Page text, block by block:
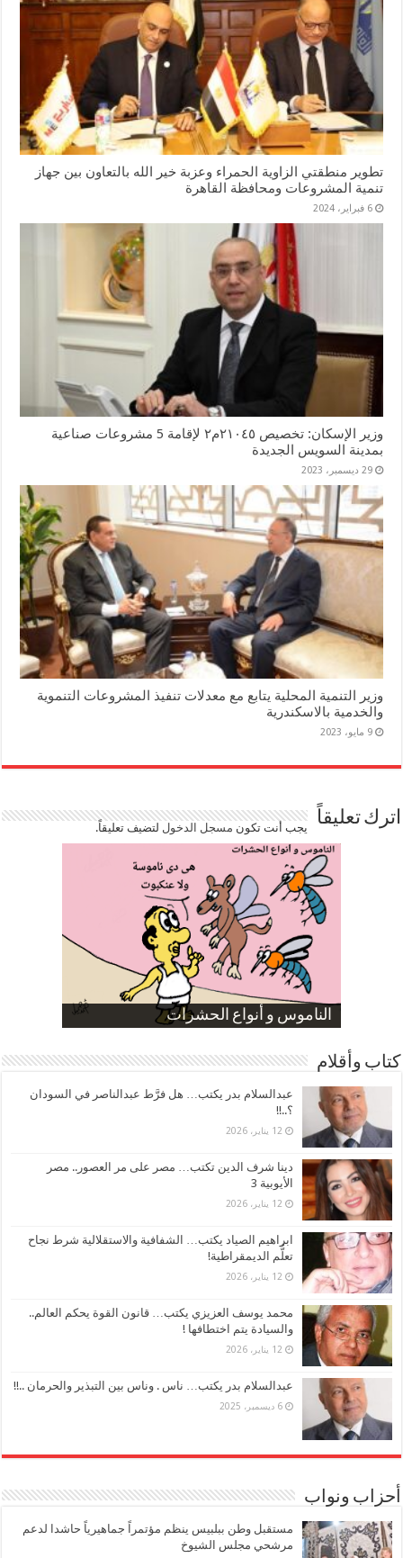
تطوير منطقتي الزاوية الحمراء وعزبة خير الله بالتعاون بين جهاز
تنمية المشروعات ومحافظة القاهرة
6 فبراير، 2024
وزير الإسكان: تخصيص ٢١٠٤٥م٢ لإقامة 5 مشروعات صناعية
بمدينة السويس الجديدة
29 ديسمبر، 2023
وزير التنمية المحلية يتابع مع معدلات تنفيذ المشروعات التنموية
والخدمية بالاسكندرية
9 مايو، 2023
اترك تعليقاً يجب أنت تكون مسجل الدخوللتضيف تعليقاً.
الناموس و أنواع الحشرات
الموظفين بعد ارتفاع الأسعار
ارتفاع نسبة الطلاق في مصر
صورة كاركاتيرية
صورة كاركاتيرية
كتاب وأقلام
عبدالسلام بدر يكتب… هل فرَّط عبدالناصر في السودان
؟..!!
12 يناير، 2026
دينا شرف الدين تكتب… مصر على مر العصور.. مصر
الأيوبية 3
12 يناير، 2026
ابراهيم الصياد يكتب… الشفافية والاستقلالية شرط نجاح
تعلُّم الديمقراطية!
12 يناير، 2026
محمد يوسف العزيزي يكتب… قانون القوة يحكم العالم..
والسيادة يتم اختطافها !
12 يناير، 2026
عبدالسلام بدر يكتب… ناس . وناس بين التبذير والحرمان ..!!
6 ديسمبر، 2025
أحزاب ونواب
مستقبل وطن ببلبيس ينظم مؤتمراً جماهيرياً حاشدا لدعم
مرشحي مجلس الشيوخ